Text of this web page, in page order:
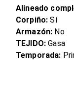
Alineado
Corpiño: Sí
Armazón: No
TEJIDO: Gasa
Temporada: